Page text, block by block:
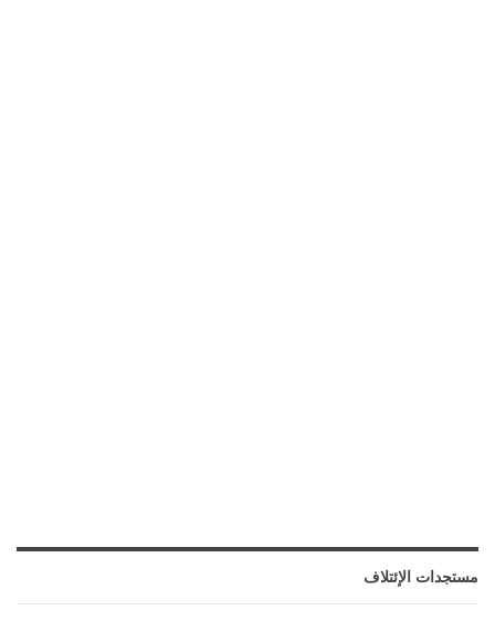
مستجدات الإئتلاف